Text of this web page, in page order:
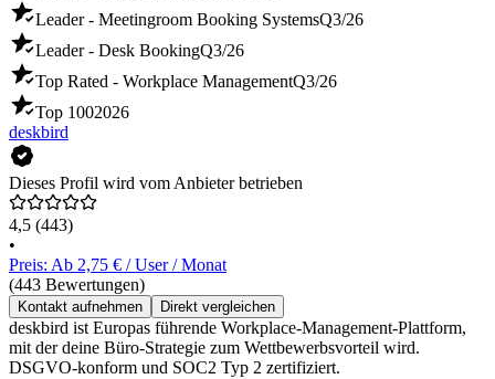
Leader - Meetingroom Booking SystemsQ3/26
Leader - Desk BookingQ3/26
Top Rated - Workplace ManagementQ3/26
Top 1002026
deskbird
Dieses Profil wird vom Anbieter betrieben
4,5 (443)
•
Preis: Ab 2,75 € / User / Monat
(443 Bewertungen)
Kontakt aufnehmen Direkt vergleichen
deskbird ist Europas führende Workplace-Management-Plattform,
mit der deine Büro-Strategie zum Wettbewerbsvorteil wird.
DSGVO-konform und SOC2 Typ 2 zertifiziert.